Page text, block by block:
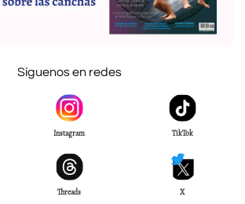
Síguenos en redes
Instagram TikTok
Threads X